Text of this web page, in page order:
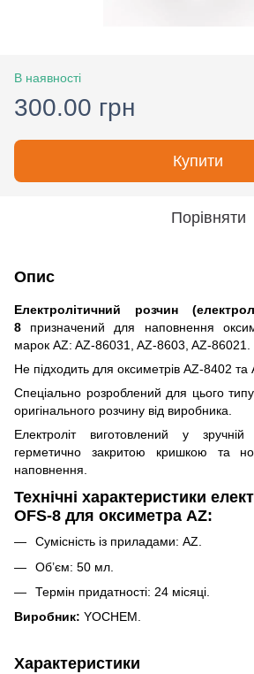
В наявності
300.00 грн
Купити
Порівняти
Опис
Електролітичний розчин
8
призначений для наповнення
марок AZ: AZ-86031, AZ-8603, AZ-86021.
Не підходить для оксиметрів AZ-8402 та
Спеціально розроблений для цього
оригінального розчину від виробника.
Електроліт виготовлений у
герметично закритою кришкою та
наповнення.
Технічні характеристики
OFS-8 для оксиметра AZ:
Сумісність із приладами: AZ.
Об’єм: 50 мл.
Термін придатності: 24 місяці.
Виробник: YOCHEM.
Характеристики